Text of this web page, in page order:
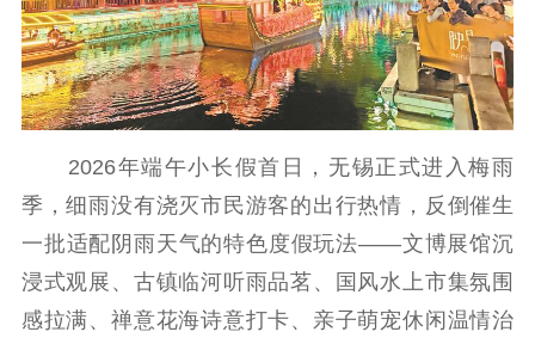
哲学社科
社科强省 工作通知
成果集萃
江苏文脉
资料下载
新闻宣传
主题宣传 对外宣传
新闻发布
记者之家
品牌栏目
文化文艺
2026年端午小长假首日，无锡正式进入梅雨
季，细雨没有浇灭市民游客的出行热情，反倒催生
一批适配阴雨天气的特色度假玩法——文博展馆沉
浸式观展、古镇临河听雨品茗、国风水上市集氛围
感拉满、禅意花海诗意打卡、亲子萌宠休闲温情治